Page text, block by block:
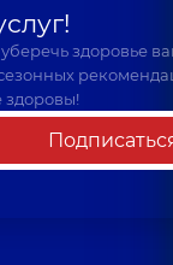
здоровье
здоровы!